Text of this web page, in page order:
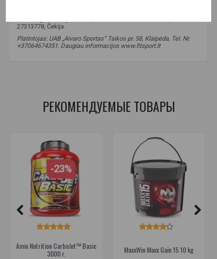
27313778, Čekija.
Platintojas: UAB „Aivaro Sportas“ Taikos pr. 58, Klaipėda, Tel. Nr.
+37064674351. Daugiau informacijos www.fitsport.lt
РЕКОМЕНДУЕМЫЕ ТОВАРЫ
-23%
Amix Nutrition CarboJet™ Basic
3000 г. MaxxWin Maxx Gain 15 10 kg